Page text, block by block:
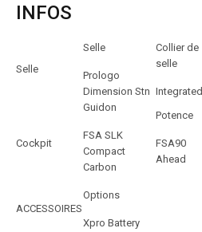
INFOS
Selle
Selle
Prologo
Dimension Stn
Collier de
selle
Integrated
Cockpit
Guidon
FSA SLK
Compact
Carbon
Potence
FSA90
Ahead
ACCESSOIRES
Options
Xpro Battery